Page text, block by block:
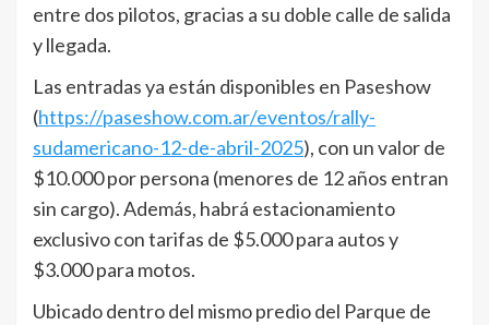
entre dos pilotos, gracias a su doble calle de salida
y llegada.
Las entradas ya están disponibles en Paseshow
(https://paseshow.com.ar/eventos/rally-
sudamericano-12-de-abril-2025), con un valor de
$10.000 por persona (menores de 12 años entran
sin cargo). Además, habrá estacionamiento
exclusivo con tarifas de $5.000 para autos y
$3.000 para motos.
Ubicado dentro del mismo predio del Parque de